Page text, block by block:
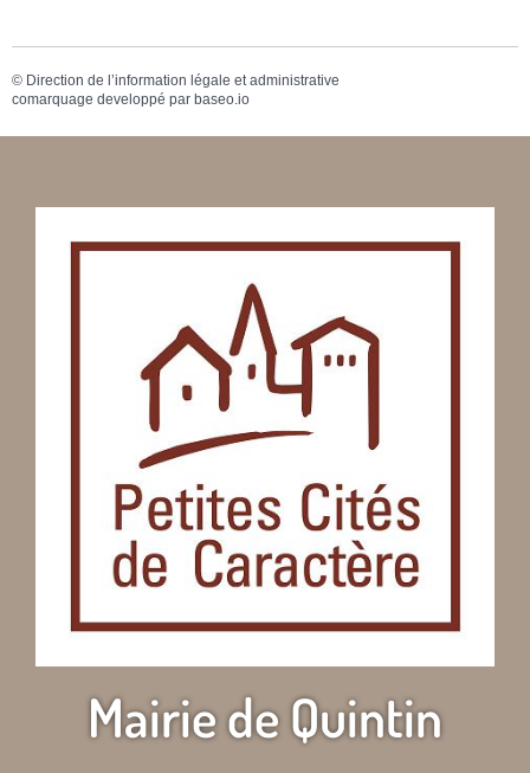
© Direction de l’information légale et administrative
comarquage developpé par baseo.io
Mairie de Quintin